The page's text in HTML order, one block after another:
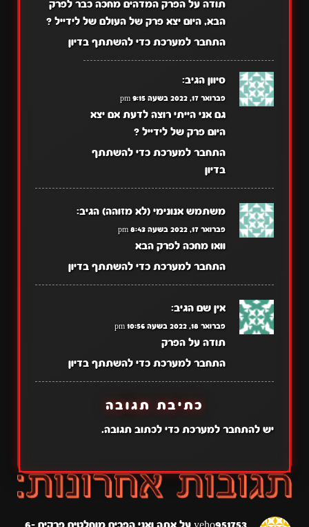
תודה על הפרק המדהים מחכה כבר לפרק
הבא, היום יצא פרק של העולם של לידייל ?
התחבר למערכת כדי להשתתף בדיון
סיוון הגיב:
פברואר 17, 2022 בשעה 9:15 pm
גם אני הייתי רוצה לדעת אם יצא
היום פרק של לידייל ?
התחבר למערכת כדי להשתתף
בדיון
משתמש אנונימי (לא מזוהה) הגיב:
פברואר 17, 2022 בשעה 8:43 pm
וואו מחכה לפרק הבא
התחבר למערכת כדי להשתתף בדיון
אין שם הגיב:
פברואר 18, 2022 בשעה 10:56 pm
תודה על הפרק
התחבר למערכת כדי להשתתף בדיון
כתיבת תגובה
יש להתחבר למערכתכדי לכתוב תגובה.